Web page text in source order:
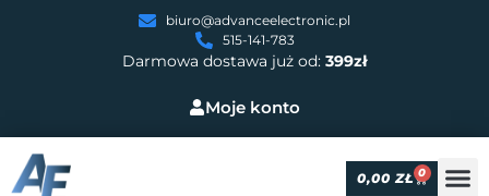
Moje konto
Darmowa dostawa już od: 399zł
biuro@advanceelectronic.pl
515-141-783
0,00 ZŁ 0